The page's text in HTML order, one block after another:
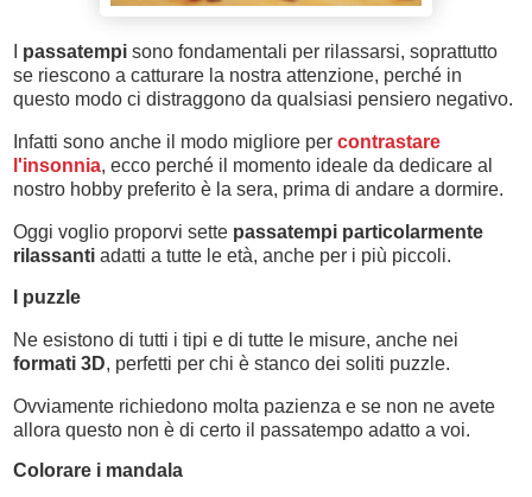
passatempi sono fondamentali per rilassarsi, soprattutto
se riescono a catturare la nostra attenzione, perché in
questo modo ci distraggono da qualsiasi pensiero negativo.
Infatti sono anche il modo migliore per contrastare
l'insonnia, ecco perché il momento ideale da dedicare al
nostro hobby preferito è la sera, prima di andare a dormire.
Oggi voglio proporvi sette passatempi particolarmente
rilassanti adatti a tutte le età, anche per i più piccoli.
I puzzle
Ne esistono di tutti i tipi e di tutte le misure, anche nei
formati 3D, perfetti per chi è stanco dei soliti puzzle.
Ovviamente richiedono molta pazienza e se non ne avete
allora questo non è di certo il passatempo adatto a voi.
Colorare i mandala